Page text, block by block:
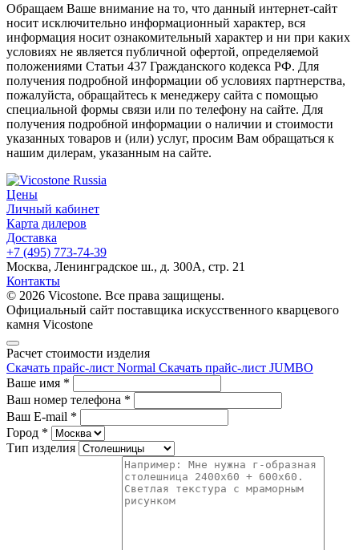
Обращаем Ваше внимание на то, что данный интернет-сайт
носит исключительно информационный характер, вся
информация носит ознакомительный характер и ни при каких
условиях не является публичной офертой, определяемой
положениями Статьи 437 Гражданского кодекса РФ. Для
получения подробной информации об условиях партнерства,
пожалуйста, обращайтесь к менеджеру сайта с помощью
специальной формы связи или по телефону на сайте. Для
получения подробной информации о наличии и стоимости
указанных товаров и (или) услуг, просим Вам обращаться к
нашим дилерам, указанным на сайте.
Цены
Личный кабинет
Карта дилеров
Доставка
+7 (495) 773-74-39
Москва, Ленинградское ш., д. 300А, стр. 21
Контакты
© 2026 Vicostone. Все права защищены.
Официальный сайт поставщика искусственного кварцевого
камня Vicostone
Расчет стоимости изделия
Скачать прайс-лист Normal Скачать прайс-лист JUMBO
Ваше имя *
Ваш номер телефона *
Ваш E-mail *
Город *
Тип изделия